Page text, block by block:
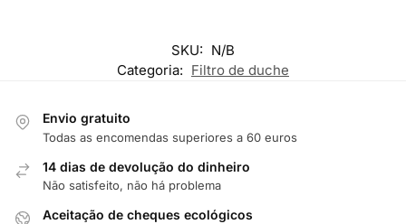
SKU: N/B
Categoria: Filtro de duche
Envio gratuito
Todas as encomendas superiores a 60 euros
14 dias de devolução do dinheiro
Não satisfeito, não há problema
Aceitação de cheques ecológicos